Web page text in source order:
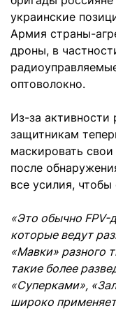
украинские
Армия страны-
дроны, в
оптоволокно.
Из-за активности
защитникам
маскировать
после
все усилия,
«Это обычно FPV-
которые ведут
«Мавки» разного
такие более
«Суперками»,
широко